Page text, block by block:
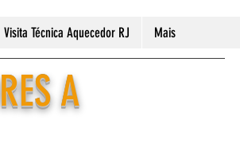
Visita Técnica Aquecedor RJ Mais
A